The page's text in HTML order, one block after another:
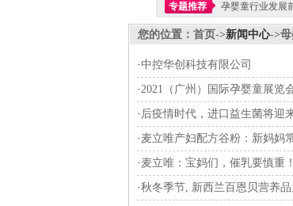
专题推荐
孕婴童行业发展
您的位置：首页->新闻中心->
·中控华创科技有限公司
·2021（广州）国际孕婴童展览
· 后疫情时代，进口益生菌将迎
· 麦立唯产妇配方谷粉：新妈妈
· 麦立唯：宝妈们，催乳要慎重！
·秋冬季节, 新西兰百恩贝营养